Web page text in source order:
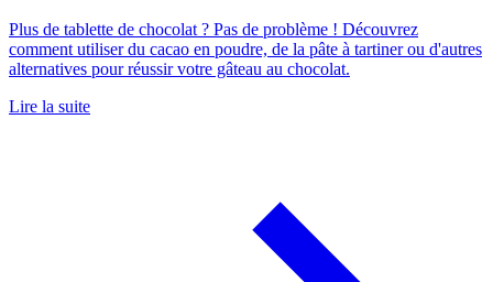
Plus de tablette de chocolat ? Pas de problème ! Découvrez
comment utiliser du cacao en poudre, de la pâte à tartiner ou d'autres
alternatives pour réussir votre gâteau au chocolat.
Lire la suite